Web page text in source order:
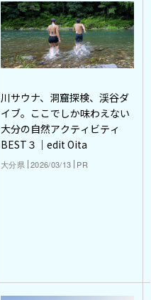
川サウナ、洞窟探検、渓谷ダ
イブ。ここでしか味わえない
大分の自然アクティビティ
BEST３｜edit Oita
大分県 2026/03/13 PR